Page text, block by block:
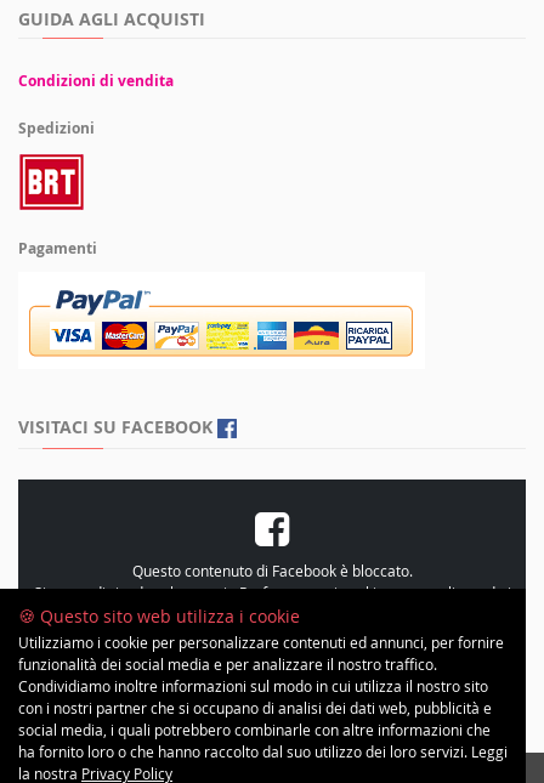
GUIDA AGLI ACQUISTI
Condizioni di vendita
Spedizioni
Pagamenti
VISITACI SU FACEBOOK
Questo contenuto di Facebook è bloccato.
Si prega di rivedere le propriePreferenze sui cookie, personalizzando i
cookie e accetando le “Statistiche”
🍪 Questo sito web utilizza i cookie
Utilizziamo i cookie per personalizzare contenuti ed annunci, per fornire
funzionalità dei social media e per analizzare il nostro traffico.
Condividiamo inoltre informazioni sul modo in cui utilizza il nostro sito
con i nostri partner che si occupano di analisi dei dati web, pubblicità e
social media, i quali potrebbero combinarle con altre informazioni che
ha fornito loro o che hanno raccolto dal suo utilizzo dei loro servizi. Leggi
la nostra Privacy Policy